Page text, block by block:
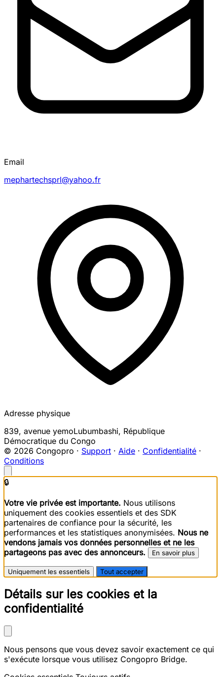
Email
mephartechsprl@yahoo.fr
Adresse physique
839, avenue yemoLubumbashi, République
Démocratique du Congo
© 2026 Congopro · Support · Aide · Confidentialité ·
Conditions
🔒
Votre vie privée est importante. Nous utilisons
uniquement des cookies essentiels et des SDK
partenaires de confiance pour la sécurité, les
performances et les statistiques anonymisées. Nous ne
vendons jamais vos données personnelles et ne les
partageons pas avec des annonceurs.
En savoir plus
Uniquement les essentiels Tout accepter
Détails sur les cookies et la
confidentialité
Nous pensons que vous devez savoir exactement ce qui
s'exécute lorsque vous utilisez Congopro Bridge.